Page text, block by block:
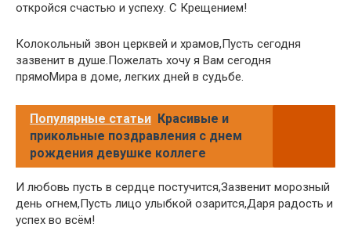
откройся счастью и успеху. С Крещением!
Колокольный звон церквей и храмов,Пусть сегодня
зазвенит в душе.Пожелать хочу я Вам сегодня
прямоМира в доме, легких дней в судьбе.
Популярные статьи Красивые и
прикольные поздравления с днем
рождения девушке коллеге
И любовь пусть в сердце постучится,Зазвенит морозный
день огнем,Пусть лицо улыбкой озарится,Даря радость и
успех во всём!